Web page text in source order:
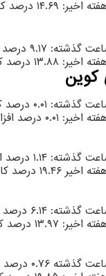
درصد کاهش
درصد کاهش
درصد افزایش
درصد کاهش
درصد کاهش